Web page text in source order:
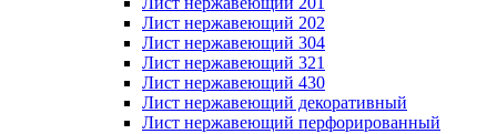
Лист нержавеющий 202
Лист нержавеющий 304
Лист нержавеющий 321
Лист нержавеющий 430
Лист нержавеющий декоративный
Лист нержавеющий перфорированный